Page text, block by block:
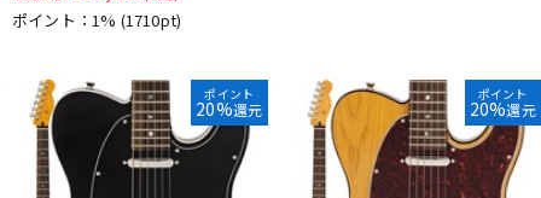
ポイント：1% (1710pt)
ポイント
20%還元
ポイント
20%還元